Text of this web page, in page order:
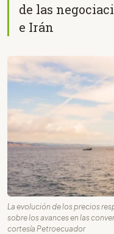
de las
e Irán
La evolución de los precios
sobre los avances en las
cortesía Petroecuador